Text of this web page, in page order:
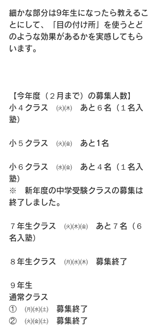
細かな部分は9年生になったら教えるこ
とにして、「目の付け所」を使うとど
のような効果があるかを実感してもら
います。
【今年度（２月まで）の募集人数】
小４クラス　㈫㈭　あと６名（１名入
塾）
小５クラス　㈫㈮　あと1名
小６クラス　㈬㈮　あと４名（１名入
塾）
※　新年度の中学受験クラスの募集は
終了しました。
７年生クラス　㈫㈭㈮　あと７名（６
名入塾）
８年生クラス　㈪㈬㈭　募集終了
９年生
通常クラス
①　㈪㈬㈯　募集終了
②　㈫㈮㈯　募集終了